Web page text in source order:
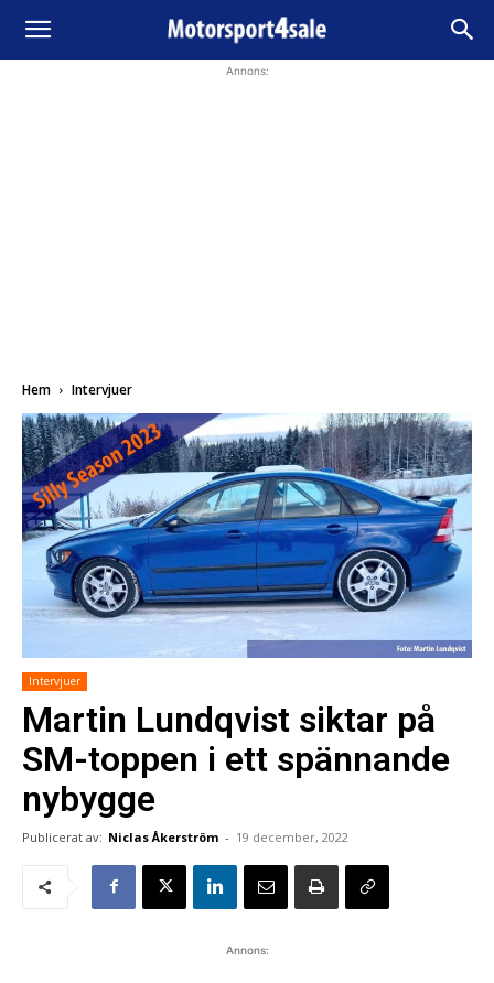
Annons:
Hem Intervjuer
Intervjuer
Martin Lundqvist siktar på
SM-toppen i ett spännande
nybygge
Publicerat av: Niclas Åkerström - 19 december, 2022
Annons: